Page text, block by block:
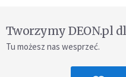
Tworzymy DEON.pl
Tu możesz nas wesprzeć.